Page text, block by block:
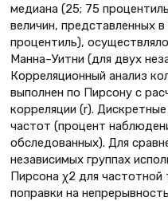
медиана (25; 75
величин, представленных
процентиль),
Манна–Уитни (для двух
Корреляционный анализ
выполнен по Пирсону с
корреляции (r).
частот (процент
обследованных). Для
независимых группах
Пирсона χ2 для
поправки на